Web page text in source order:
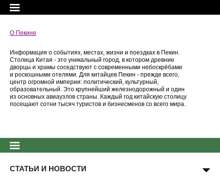
О Пекине
Информация о событиях, местах, жизни и поездках в Пекин.
Столица Китая - это уникальный город, в котором древние
дворцы и храмы соседствуют с современными небоскрёбами
и роскошными отелями. Для китайцев Пекин - прежде всего,
центр огромной империи: политический, культурный,
образовательный. Это крупнейший железнодорожный и один
из основных авиаузлов страны. Каждый год китайскую столицу
посещают сотни тысяч туристов и бизнесменов со всего мира.
СТАТЬИ И НОВОСТИ